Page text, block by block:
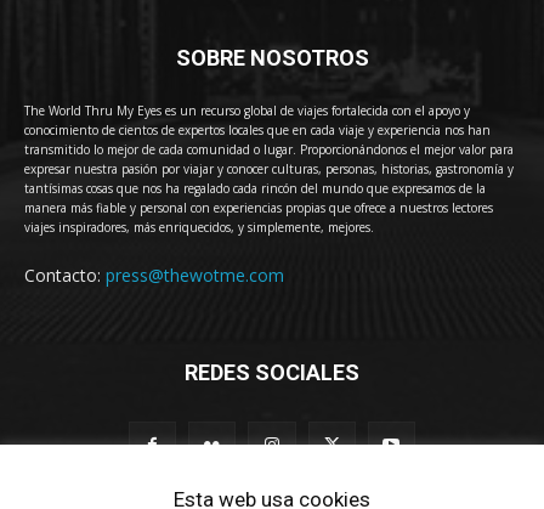
SOBRE NOSOTROS
The World Thru My Eyes es un recurso global de viajes fortalecida con el apoyo y
conocimiento de cientos de expertos locales que en cada viaje y experiencia nos han
transmitido lo mejor de cada comunidad o lugar. Proporcionándonos el mejor valor para
expresar nuestra pasión por viajar y conocer culturas, personas, historias, gastronomía y
tantísimas cosas que nos ha regalado cada rincón del mundo que expresamos de la
manera más fiable y personal con experiencias propias que ofrece a nuestros lectores
viajes inspiradores, más enriquecidos, y simplemente, mejores.
Contacto: press@thewotme.com
REDES SOCIALES
Esta web usa cookies